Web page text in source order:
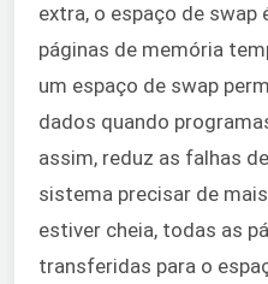
extra, o espaço de swap
páginas de memória
um espaço de swap
dados quando
assim, reduz as falhas
sistema precisar de
estiver cheia, todas as
transferidas para o